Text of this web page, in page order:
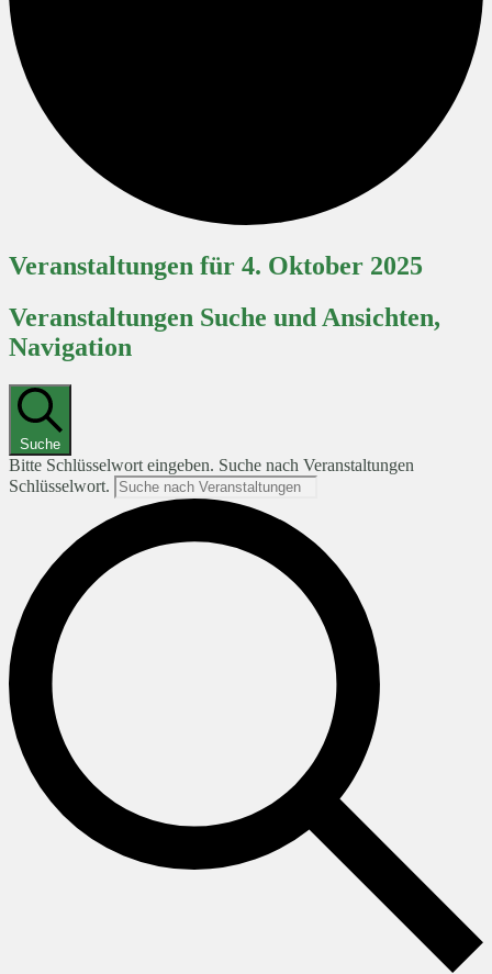
Veranstaltungen für 4. Oktober 2025
Veranstaltungen Suche und Ansichten,
Navigation
Suche
Bitte Schlüsselwort eingeben. Suche nach Veranstaltungen
Schlüsselwort.